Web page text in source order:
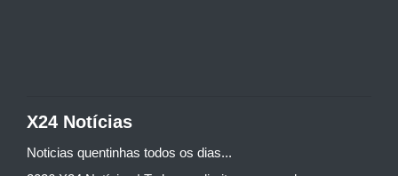
X24 Notícias
Noticias quentinhas todos os dias...